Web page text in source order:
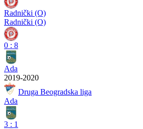
Radnički (O)
Radnički (O)
0 : 8
Ada
2019-2020
Druga Beogradska liga
Ada
3 : 1